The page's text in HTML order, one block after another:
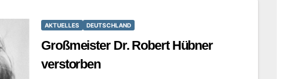
AKTUELLES DEUTSCHLAND
Großmeister Dr. Robert Hübner
verstorben